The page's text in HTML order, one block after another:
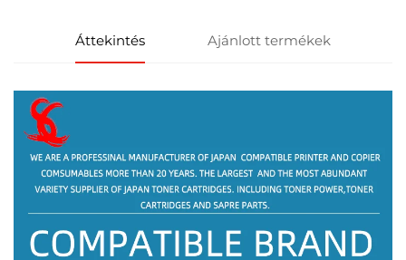
Áttekintés Ajánlott termékek